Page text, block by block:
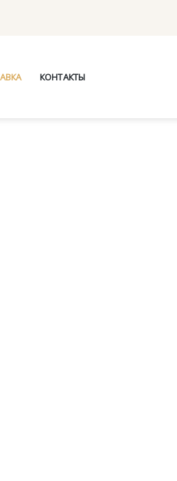
КОНТАКТЫ